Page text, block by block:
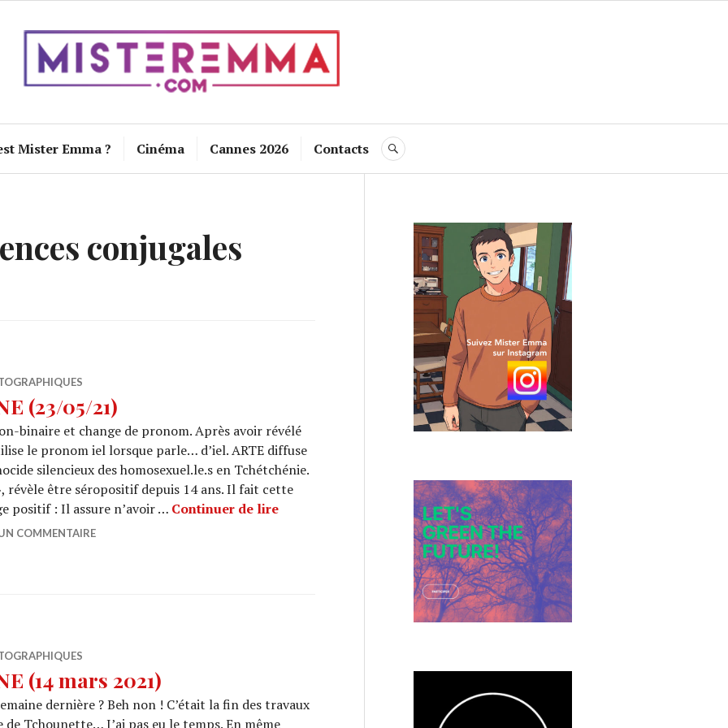
Mister Emma ? Cinéma Cannes 2026 Contacts RECHERCHE
conjugales
(23/05/21)
binaire et change de pronom. Après avoir révélé
le pronom iel lorsque parle… d’iel. ARTE diffuse
silencieux des homosexuel.le.s en Tchétchénie.
révèle être séropositif depuis 14 ans. Il fait cette
positif : Il assure n’avoir … Continuer de lireREVUE DE LA SEMAINE (23/05/21)
COMMENTAIRE
(14 mars 2021)
dernière ? Beh non ! C’était la fin des travaux
Tchounette… J’ai pas eu le temps. En même